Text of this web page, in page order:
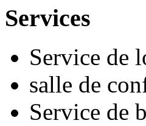
Services
Service de
salle de
Service de